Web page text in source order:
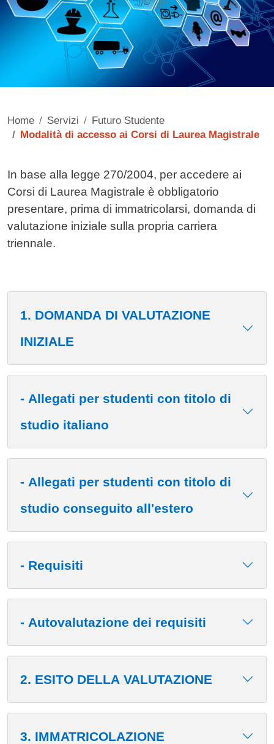
Home Servizi
Futuro Studente
Modalità di accesso ai Corsi di Laurea Magistrale
Contenuto
In base alla legge 270/2004, per accedere ai
Corsi di Laurea Magistrale è obbligatorio
presentare, prima di immatricolarsi, domanda di
valutazione iniziale sulla propria carriera
triennale.
1. DOMANDA DI VALUTAZIONE
INIZIALE
- Allegati per studenti con titolo di
studio italiano
- Allegati per studenti con titolo di
studio conseguito all'estero
- Requisiti
- Autovalutazione dei requisiti
2. ESITO DELLA VALUTAZIONE
3. IMMATRICOLAZIONE